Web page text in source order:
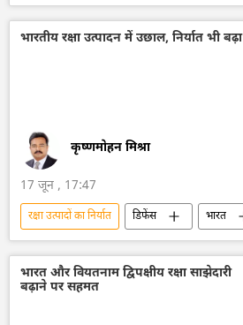
भारत का विकास
भारत सरकार
भारत का विदेश मंत्रालय (MEA)
दिल्ली
भारतीय रक्षा उत्पादन में उछाल, निर्यात भी बढ़ा
कृष्णमोहन मिश्रा
17 जून , 17:47
रक्षा उत्पादों का निर्यात डिफेंस
भारत
आत्मनिर्भर भारत
भारत सरकार
भारत का विकास
रक्षा मंत्रालय (MoD)
सैन्य तकनीक
भारत और वियतनाम द्विपक्षीय रक्षा साझेदारी
बढ़ाने पर सहमत